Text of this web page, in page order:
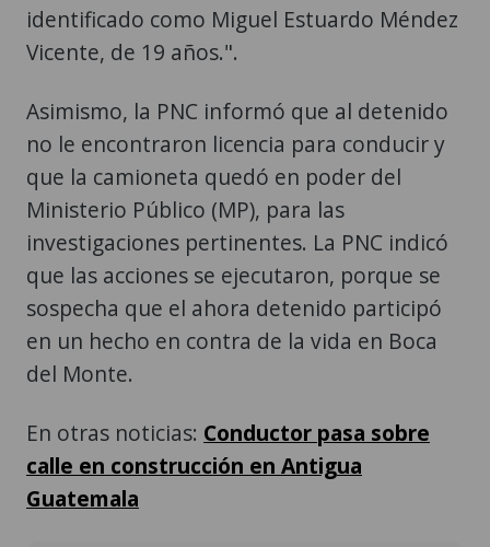
identificado como Miguel Estuardo Méndez
Vicente, de 19 años.".
Asimismo, la PNC informó que al detenido
no le encontraron licencia para conducir y
que la camioneta quedó en poder del
Ministerio Público (MP), para las
investigaciones pertinentes. La PNC indicó
que las acciones se ejecutaron, porque se
sospecha que el ahora detenido participó
en un hecho en contra de la vida en Boca
del Monte.
En otras noticias: Conductor pasa sobre
calle en construcción en Antigua
Guatemala